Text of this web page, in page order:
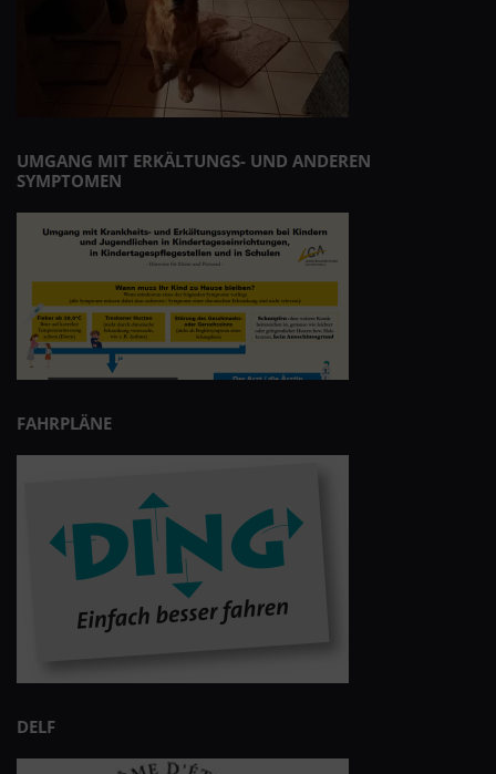
UMGANG MIT ERKÄLTUNGS- UND ANDEREN
SYMPTOMEN
FAHRPLÄNE
DELF